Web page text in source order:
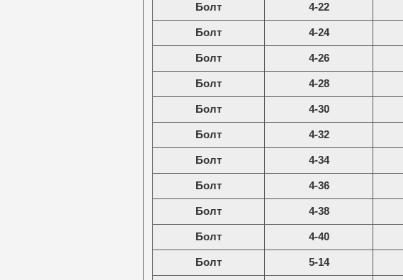
Болт 4-22
Болт 4-24
Болт 4-26
Болт 4-28
Болт 4-30
Болт 4-32
Болт 4-34
Болт 4-36
Болт 4-38
Болт 4-40
Болт 5-14